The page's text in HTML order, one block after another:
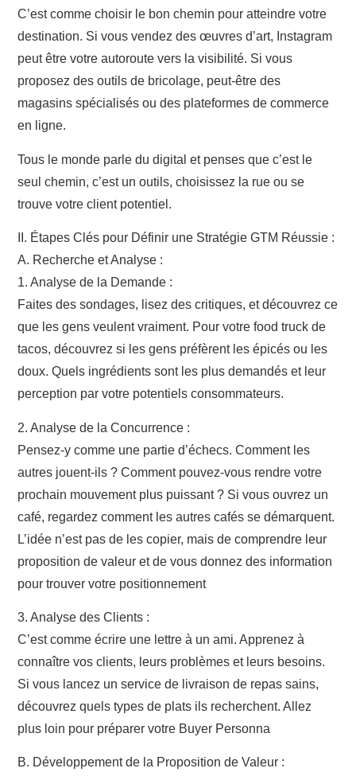
C’est comme choisir le bon chemin pour atteindre votre
destination. Si vous vendez des œuvres d’art, Instagram
peut être votre autoroute vers la visibilité. Si vous
proposez des outils de bricolage, peut-être des
magasins spécialisés ou des plateformes de commerce
en ligne.
Tous le monde parle du digital et penses que c’est le
seul chemin, c’est un outils, choisissez la rue ou se
trouve votre client potentiel.
II. Étapes Clés pour Définir une Stratégie GTM Réussie :
A. Recherche et Analyse :
1. Analyse de la Demande :
Faites des sondages, lisez des critiques, et découvrez ce
que les gens veulent vraiment. Pour votre food truck de
tacos, découvrez si les gens préfèrent les épicés ou les
doux. Quels ingrédients sont les plus demandés et leur
perception par votre potentiels consommateurs.
2. Analyse de la Concurrence :
Pensez-y comme une partie d’échecs. Comment les
autres jouent-ils ? Comment pouvez-vous rendre votre
prochain mouvement plus puissant ? Si vous ouvrez un
café, regardez comment les autres cafés se démarquent.
L’idée n’est pas de les copier, mais de comprendre leur
proposition de valeur et de vous donnez des information
pour trouver votre positionnement
3. Analyse des Clients :
C’est comme écrire une lettre à un ami. Apprenez à
connaître vos clients, leurs problèmes et leurs besoins.
Si vous lancez un service de livraison de repas sains,
découvrez quels types de plats ils recherchent. Allez
plus loin pour préparer votre Buyer Personna
B. Développement de la Proposition de Valeur :